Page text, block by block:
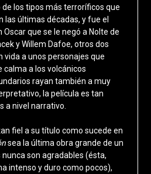
los tipos más terroríficos que
las últimas décadas, y fue el
que se le negó a Nolte de
y Willem Dafoe, otros dos
vida a unos personajes que
a los volcánicos
rayan también a muy
la película es tan
a nivel narrativo.
fiel a su título como sucede en
sea la última obra grande de un
son agradables (ésta,
intenso y duro como pocos),